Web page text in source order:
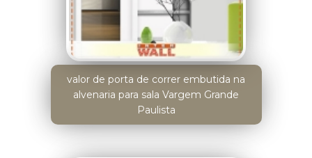
valor de porta de correr embutida na
alvenaria para sala Vargem Grande
Paulista